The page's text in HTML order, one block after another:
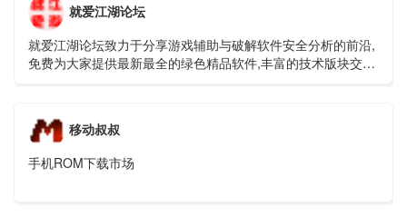
就爱江湖论坛
就爱江湖论坛致力于分享游戏辅助与破解软件安全分析的前沿,
免费为大家提供最新最全的绿色精品软件,丰富的技术版块交相
移动叔叔
手机ROM下载市场